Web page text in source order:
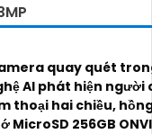
quay quét
AI phát hiện người
thoại hai chiều,
256GB